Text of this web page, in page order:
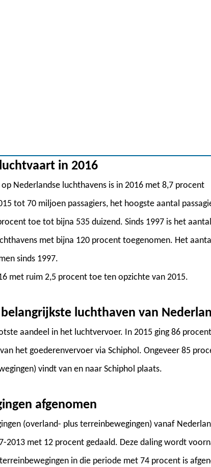
in 2016
Nederlandse luchthavens is in 2016 met 8,7 procent
tot 70 miljoen passagiers, het hoogste aantal
toe tot bijna 535 duizend. Sinds 1997 is het aantal
met bijna 120 procent toegenomen. Het
sinds 1997.
met ruim 2,5 procent toe ten opzichte van 2015.
luchthaven van
aandeel in het luchtvervoer. In 2015 ging 86
het goederenvervoer via Schiphol. Ongeveer 85
vindt van en naar Schiphol plaats.
afgenomen
(overland- plus terreinbewegingen) vanaf
2013 met 12 procent gedaald. Deze daling wordt
in die periode met 74 procent is